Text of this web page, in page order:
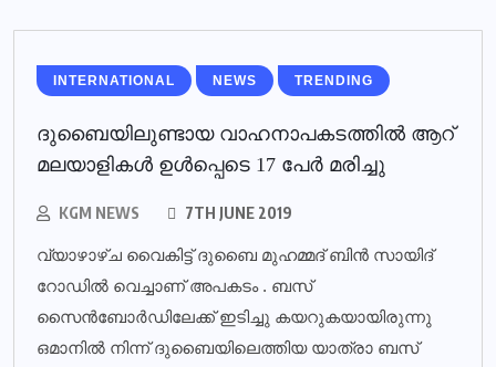
INTERNATIONAL NEWS TRENDING
ദുബൈയിലുണ്ടായ വാഹനാപകടത്തില്‍ ആറ്
മലയാളികള്‍ ഉള്‍പ്പെടെ 17 പേര്‍ മരിച്ചു
KGM NEWS 7TH JUNE 2019
വ്യാഴാഴ്ച വൈകിട്ട് ദുബൈ മുഹമ്മദ് ബിൻ സായിദ്
റോഡിൽ വെച്ചാണ് അപകടം . ബസ്
സൈൻബോർഡിലേക്ക് ഇടിച്ചു കയറുകയായിരുന്നു
ഒമാനിൽ നിന്ന് ദുബൈയിലെത്തിയ യാത്രാ ബസ്